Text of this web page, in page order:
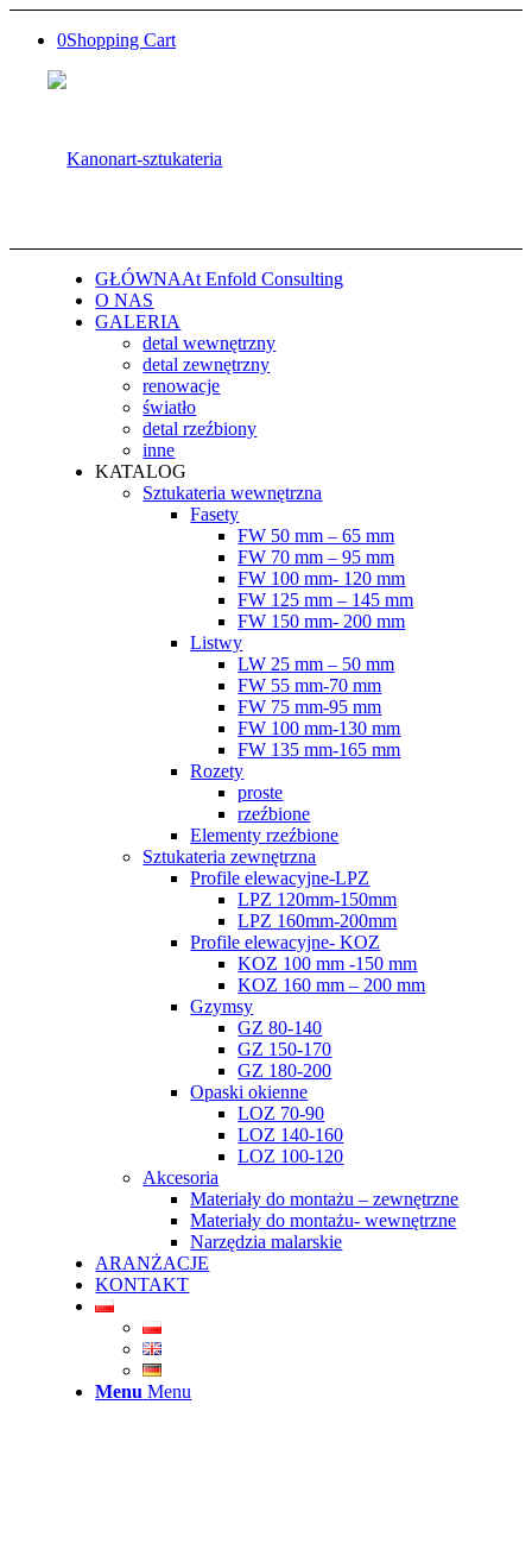
0Shopping Cart
GŁÓWNAAt Enfold Consulting
O NAS
GALERIA
detal wewnętrzny
detal zewnętrzny
renowacje
światło
detal rzeźbiony
inne
KATALOG
Sztukateria wewnętrzna
Fasety
FW 50 mm – 65 mm
FW 70 mm – 95 mm
FW 100 mm- 120 mm
FW 125 mm – 145 mm
FW 150 mm- 200 mm
Listwy
LW 25 mm – 50 mm
FW 55 mm-70 mm
FW 75 mm-95 mm
FW 100 mm-130 mm
FW 135 mm-165 mm
Rozety
proste
rzeźbione
Elementy rzeźbione
Sztukateria zewnętrzna
Profile elewacyjne-LPZ
LPZ 120mm-150mm
LPZ 160mm-200mm
Profile elewacyjne- KOZ
KOZ 100 mm -150 mm
KOZ 160 mm – 200 mm
Gzymsy
GZ 80-140
GZ 150-170
GZ 180-200
Opaski okienne
LOZ 70-90
LOZ 140-160
LOZ 100-120
Akcesoria
Materiały do montażu – zewnętrzne
Materiały do montażu- wewnętrzne
Narzędzia malarskie
ARANŻACJE
KONTAKT
Menu Menu